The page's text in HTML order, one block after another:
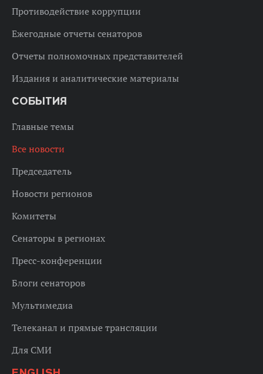
Противодействие коррупции
Ежегодные отчеты сенаторов
Отчеты полномочных представителей
Издания и аналитические материалы
СОБЫТИЯ
Главные темы
Все новости
Председатель
Новости регионов
Комитеты
Сенаторы в регионах
Пресс-конференции
Блоги сенаторов
Мультимедиа
Телеканал и прямые трансляции
Для СМИ